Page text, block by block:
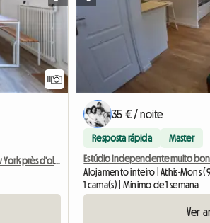
11
Grande Chambre Dans Cosy Coloc #5 New York près d'olry
35 € / noite
Resposta rápida Master
Estúdio independente muito
Alojamento inteiro | Athis-Mons
1 cama(s) | Mínimo de 1 semana
Ver